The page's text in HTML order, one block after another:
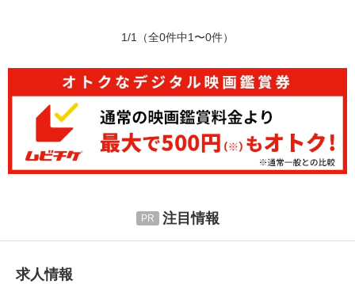
1/1 （全0件中1〜0件）
注目情報
求人情報